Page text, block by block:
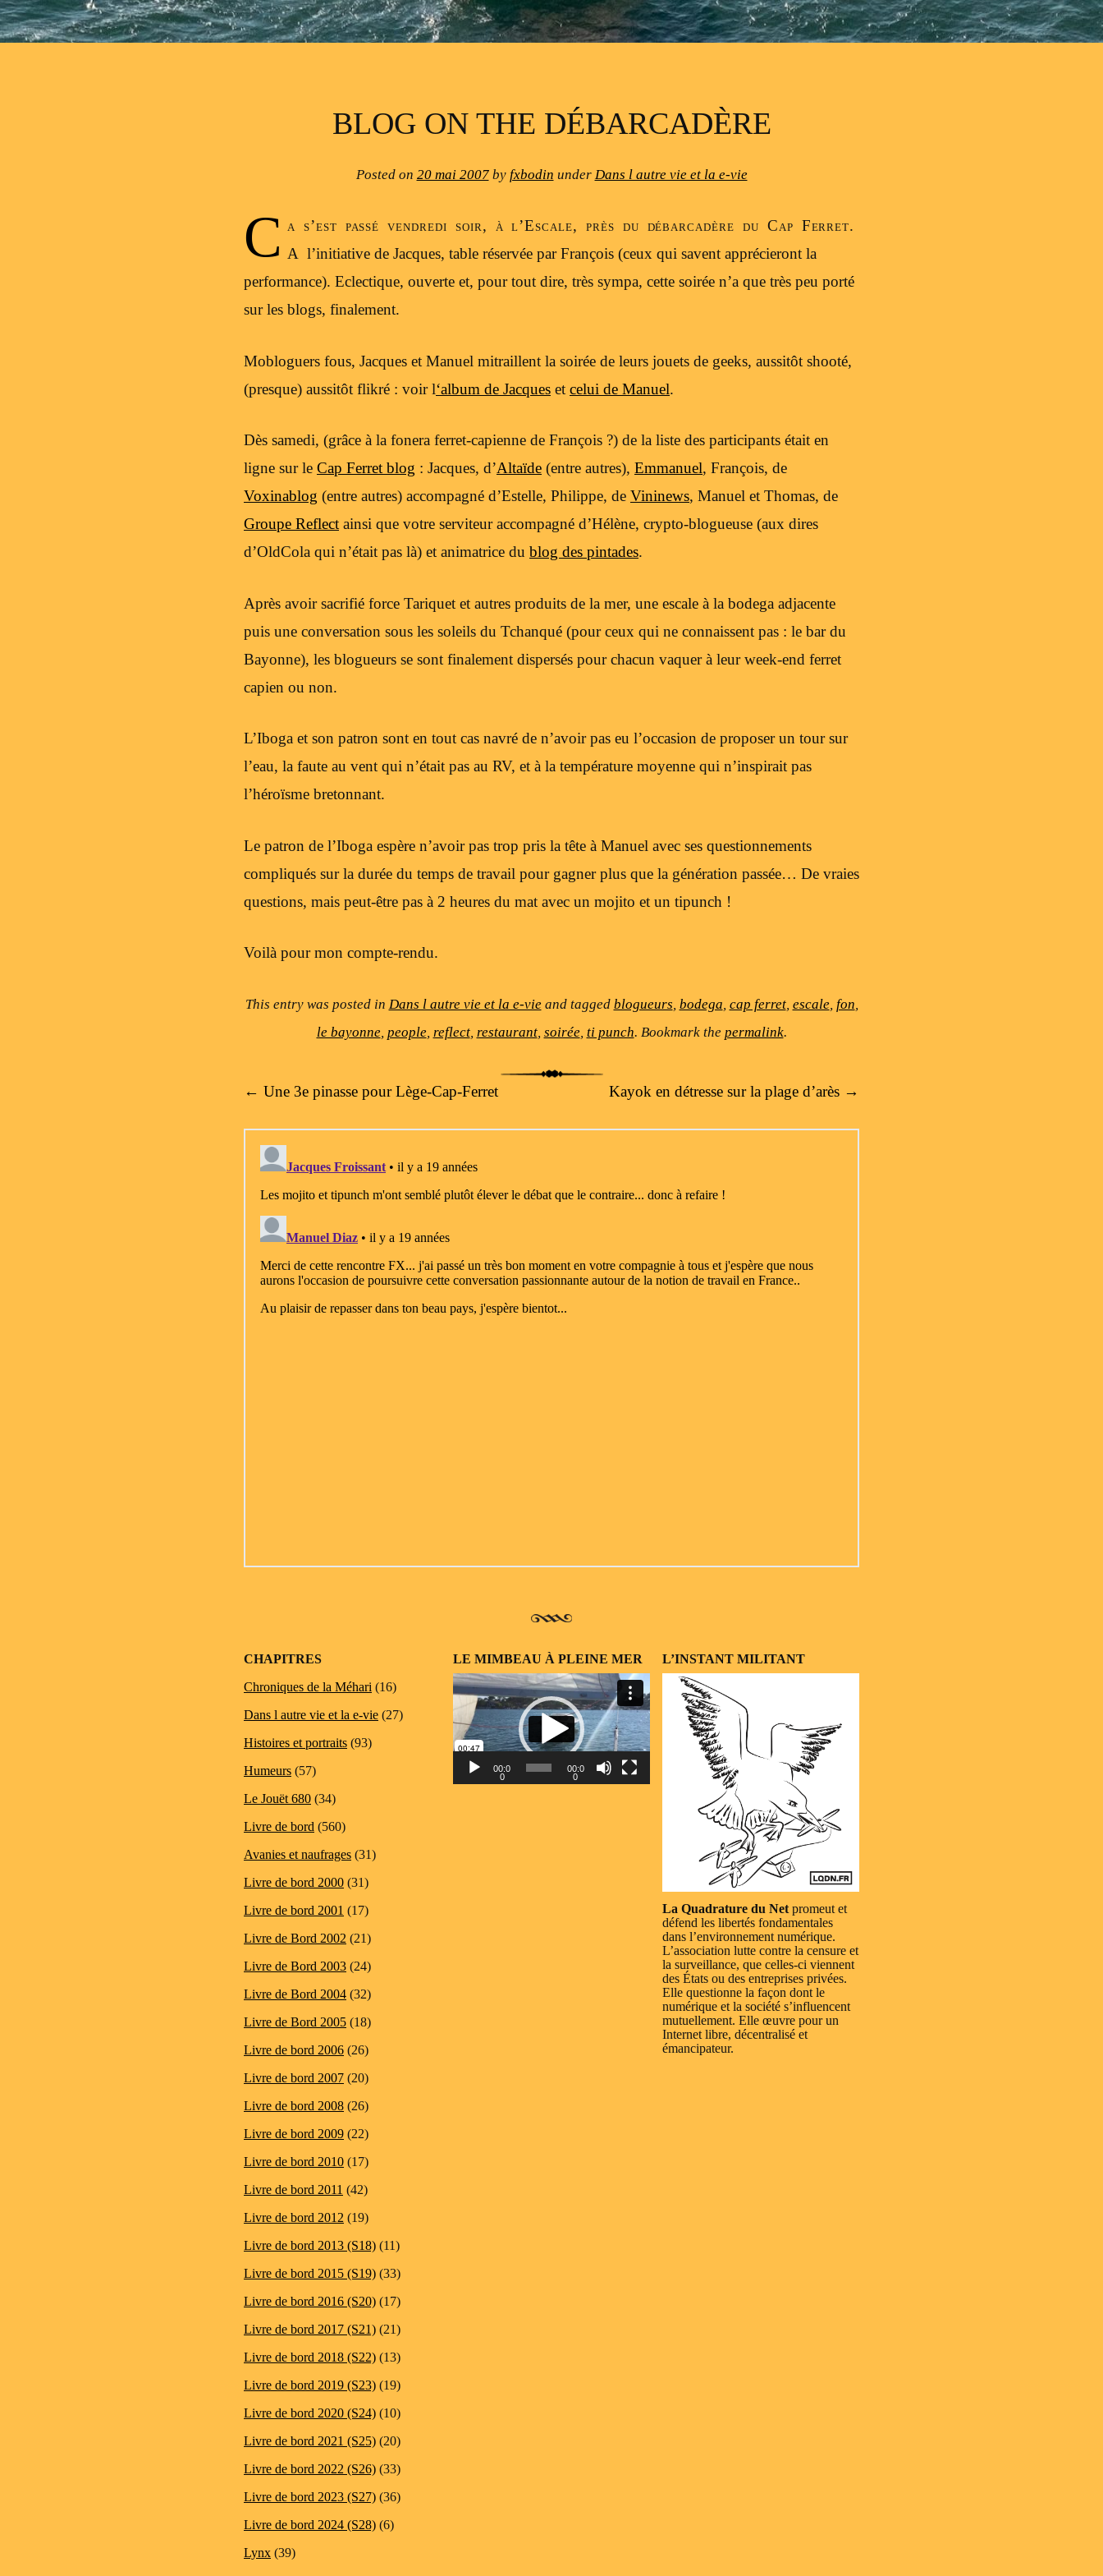
BLOG ON THE DÉBARCADÈRE
Posted on 20 mai 2007by fxbodin under Dans l autre vie et la e-vie
C a s’est passé vendredi soir, à l’Escale, près du débarcadère du Cap Ferret.
A l’initiative de Jacques, table réservée par François (ceux qui savent apprécieront la
performance). Eclectique, ouverte et, pour tout dire, très sympa, cette soirée n’a que très peu porté
sur les blogs, finalement.
Mobloguers fous, Jacques et Manuel mitraillent la soirée de leurs jouets de geeks, aussitôt shooté,
(presque) aussitôt flikré : voir l‘album de Jacques et celui de Manuel.
Dès samedi, (grâce à la fonera ferret-capienne de François ?) de la liste des participants était en
ligne sur le Cap Ferret blog : Jacques, d’Altaïde (entre autres), Emmanuel, François, de
Voxinablog (entre autres) accompagné d’Estelle, Philippe, de Vininews, Manuel et Thomas, de
Groupe Reflect ainsi que votre serviteur accompagné d’Hélène, crypto-blogueuse (aux dires
d’OldCola qui n’était pas là) et animatrice du blog des pintades.
Après avoir sacrifié force Tariquet et autres produits de la mer, une escale à la bodega adjacente
puis une conversation sous les soleils du Tchanqué (pour ceux qui ne connaissent pas : le bar du
Bayonne), les blogueurs se sont finalement dispersés pour chacun vaquer à leur week-end ferret
capien ou non.
L’Iboga et son patron sont en tout cas navré de n’avoir pas eu l’occasion de proposer un tour sur
l’eau, la faute au vent qui n’était pas au RV, et à la température moyenne qui n’inspirait pas
l’héroïsme bretonnant.
Le patron de l’Iboga espère n’avoir pas trop pris la tête à Manuel avec ses questionnements
compliqués sur la durée du temps de travail pour gagner plus que la génération passée… De vraies
questions, mais peut-être pas à 2 heures du mat avec un mojito et un tipunch !
Voilà pour mon compte-rendu.
This entry was posted in Dans l autre vie et la e-vieand tagged blogueurs bodega cap ferret, escale, fon
le bayonne, people, reflect, restaurant, soirée, ti punch. Bookmark the permalink.
Post navigation
← Une 3e pinasse pour Lège-Cap-Ferret Kayok en détresse sur la plage d’arès →
CHAPITRES
Chroniques de la Méhari (16)
Dans l autre vie et la e-vie (27)
Histoires et portraits (93)
Humeurs (57)
Le Jouët 680 (34)
Livre de bord (560)
Avanies et naufrages (31)
Livre de bord 2000 (31)
Livre de bord 2001 (17)
Livre de Bord 2002 (21)
Livre de Bord 2003 (24)
Livre de Bord 2004 (32)
Livre de Bord 2005 (18)
Livre de bord 2006 (26)
Livre de bord 2007 (20)
Livre de bord 2008 (26)
Livre de bord 2009 (22)
Livre de bord 2010 (17)
Livre de bord 2011 (42)
Livre de bord 2012 (19)
Livre de bord 2013 (S18) (11)
Livre de bord 2015 (S19) (33)
Livre de bord 2016 (S20) (17)
Livre de bord 2017 (S21) (21)
Livre de bord 2018 (S22) (13)
Livre de bord 2019 (S23) (19)
Livre de bord 2020 (S24) (10)
Livre de bord 2021 (S25) (20)
Livre de bord 2022 (S26) (33)
Livre de bord 2023 (S27) (36)
Livre de bord 2024 (S28) (6)
Lynx (39)
LE MIMBEAU À PLEINE MER
Lecteur
vidéo
00:0
0
00:0
0
L’INSTANT MILITANT
La Quadrature du Net promeut et
défend les libertés fondamentales
dans l’environnement numérique.
L’association lutte contre la censure et
la surveillance, que celles-ci viennent
des États ou des entreprises privées.
Elle questionne la façon dont le
numérique et la société s’influencent
mutuellement. Elle œuvre pour un
Internet libre, décentralisé et
émancipateur.